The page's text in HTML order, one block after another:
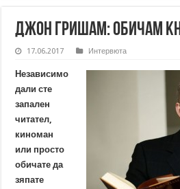
Джон Гришам: Обичам
17.06.2017 Интервюта
Независимо
дали сте
запален
читател,
киноман
или просто
обичате да
зяпате